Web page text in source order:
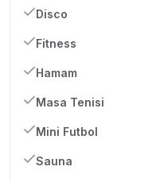
Disco
Fitness
Hamam
Masa Tenisi
Mini Futbol
Sauna